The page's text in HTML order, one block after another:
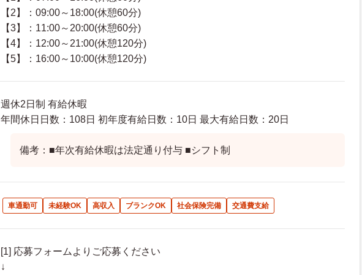
【2】：09:00～18:00(休憩60分)
【3】：11:00～20:00(休憩60分)
【4】：12:00～21:00(休憩120分)
【5】：16:00～10:00(休憩120分)
週休2日制 有給休暇
年間休日日数：108日 初年度有給日数：10日 最大有給日数：20日
備考：■年次有給休暇は法定通り付与 ■シフト制
車通勤可 未経験OK 高収入 ブランクOK 社会保険完備 交通費支給
[1] 応募フォームよりご応募ください
↓